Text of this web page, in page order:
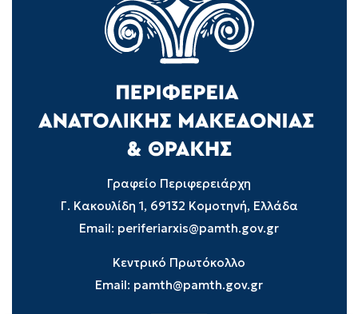
Γραφείο Περιφερειάρχη
Γ. Κακουλίδη 1, 69132 Κομοτηνή, Ελλάδα
Email: periferiarxis@pamth.gov.gr
Κεντρικό Πρωτόκολλο
Email: pamth@pamth.gov.gr